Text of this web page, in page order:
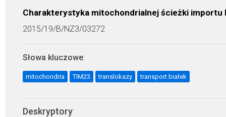
Charakterystyka mitochondrialnej ścieżki importu
2015/19/B/NZ3/03272
Słowa kluczowe:
mitochondria TIM23 translokazy transport białek
Deskryptory: